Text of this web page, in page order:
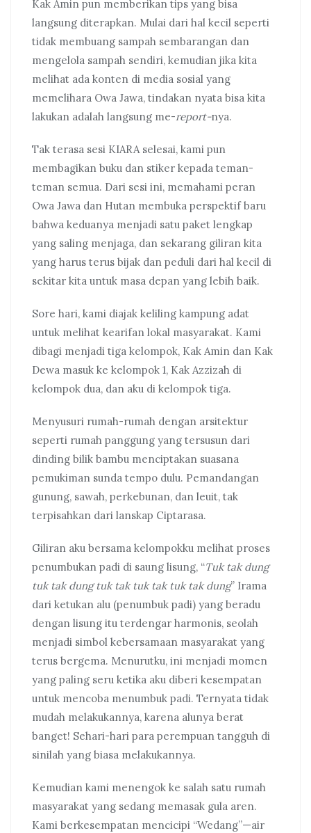
Kak Amin pun memberikan tips yang bisa
langsung diterapkan. Mulai dari hal kecil seperti
tidak membuang sampah sembarangan dan
mengelola sampah sendiri, kemudian jika kita
melihat ada konten di media sosial yang
memelihara Owa Jawa, tindakan nyata bisa kita
lakukan adalah langsung me-report-nya.
Tak terasa sesi KIARA selesai, kami pun
membagikan buku dan stiker kepada teman-
teman semua. Dari sesi ini, memahami peran
Owa Jawa dan Hutan membuka perspektif baru
bahwa keduanya menjadi satu paket lengkap
yang saling menjaga, dan sekarang giliran kita
yang harus terus bijak dan peduli dari hal kecil di
sekitar kita untuk masa depan yang lebih baik.
Sore hari, kami diajak keliling kampung adat
untuk melihat kearifan lokal masyarakat. Kami
dibagi menjadi tiga kelompok, Kak Amin dan Kak
Dewa masuk ke kelompok 1, Kak Azzizah di
kelompok dua, dan aku di kelompok tiga.
Menyusuri rumah-rumah dengan arsitektur
seperti rumah panggung yang tersusun dari
dinding bilik bambu menciptakan suasana
pemukiman sunda tempo dulu. Pemandangan
gunung, sawah, perkebunan, dan leuit, tak
terpisahkan dari lanskap Ciptarasa.
Giliran aku bersama kelompokku melihat proses
penumbukan padi di saung lisung, “Tuk tak dung
tuk tak dung tuk tak tuk tak tuk tak dung” Irama
dari ketukan alu (penumbuk padi) yang beradu
dengan lisung itu terdengar harmonis, seolah
menjadi simbol kebersamaan masyarakat yang
terus bergema. Menurutku, ini menjadi momen
yang paling seru ketika aku diberi kesempatan
untuk mencoba menumbuk padi. Ternyata tidak
mudah melakukannya, karena alunya berat
banget! Sehari-hari para perempuan tangguh di
sinilah yang biasa melakukannya.
Kemudian kami menengok ke salah satu rumah
masyarakat yang sedang memasak gula aren.
Kami berkesempatan mencicipi “Wedang”—air